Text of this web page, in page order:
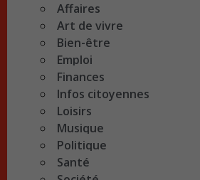
Affaires
Art de vivre
Bien-être
Emploi
Finances
Infos citoyennes
Loisirs
Musique
Politique
Santé